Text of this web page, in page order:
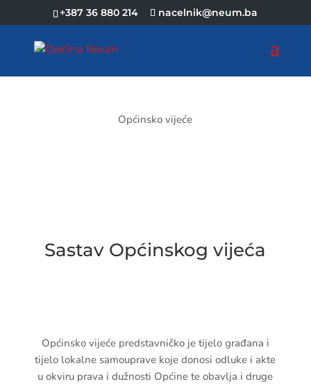
+387 36 880 214 nacelnik@neum.ba
Općinsko vijeće
Sastav Općinskog vijeća
Općinsko vijeće predstavničko je tijelo građana i
tijelo lokalne samouprave koje donosi odluke i akte
u okviru prava i dužnosti Općine te obavlja i druge